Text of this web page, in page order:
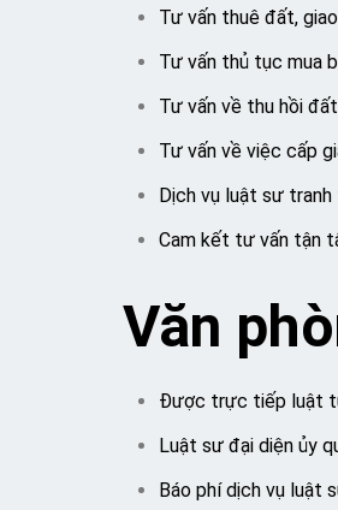
Tư vấn thuê đất,
Tư vấn thủ tục mua
Tư vấn về thu hồi
Tư vấn về việc cấp
Dịch vụ luật sư
Cam kết tư vấn tận
Văn
Được trực tiếp luật
Luật sư đại diện ủy
Báo phí dịch vụ luật